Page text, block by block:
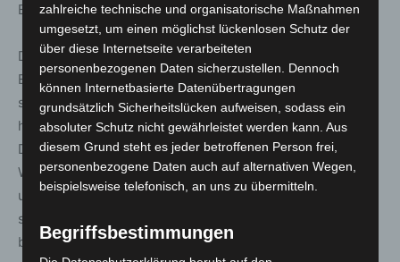
Brandbekämpfung.
Da sich das Feuer auch in schwer zugänglichen
Bereichen der Dachkonstruktion ausgebreitet hatte,
setzten die Einsatzkräfte sogenannte Fognails ein. Dabei
handelt es sich um spezielle Löschlanzen, die durch
Dächer oder Wandverkleidungen getrieben werden, um
Wasser oder Löschschaum gezielt in verdeckte Brand-
und Glutnester einzubringen. Auf diese Weise lassen
sich Brände in Zwischendecken oder Dachräumen
bekämpfen, ohne größere Gebäudeteile öffnen zu
zahlreiche technische und organisatorische Maßnahmen
umgesetzt, um einen möglichst lückenlosen Schutz der
über diese Internetseite verarbeiteten
personenbezogenen Daten sicherzustellen. Dennoch
können Internetbasierte Datenübertragungen
grundsätzlich Sicherheitslücken aufweisen, sodass ein
absoluter Schutz nicht gewährleistet werden kann. Aus
diesem Grund steht es jeder betroffenen Person frei,
personenbezogene Daten auch auf alternativen Wegen,
beispielsweise telefonisch, an uns zu übermitteln.
Begriffsbestimmungen